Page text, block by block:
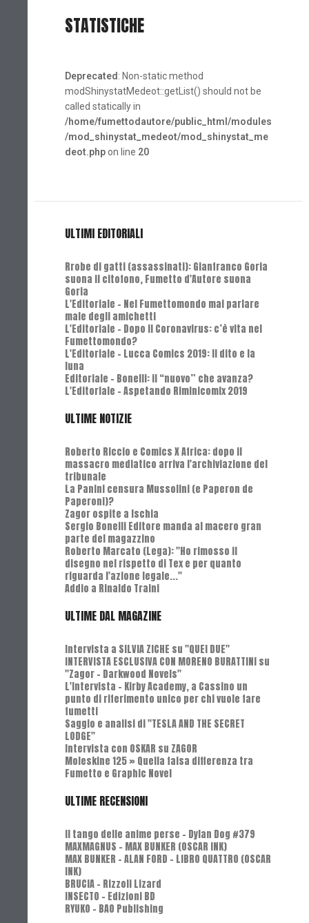
STATISTICHE
Deprecated : Non-static method
modShinystatMedeot::getList() should not be
called statically in
/home/fumettodautore/public_html/modules
/mod_shinystat_medeot/mod_shinystat_me
deot.phpon line 20
ULTIMI EDITORIALI
Rrobe di gatti (assassinati): Gianfranco Goria
suona il citofono, Fumetto d'Autore suona
Goria
L'Editoriale - Nel Fumettomondo mai parlare
male degli amichetti
L'Editoriale - Dopo il Coronavirus: c’è vita nel
Fumettomondo?
L'Editoriale - Lucca Comics 2019: Il dito e la
luna
Editoriale - Bonelli: il “nuovo” che avanza?
L'Editoriale - Aspetando Riminicomix 2019
ULTIME NOTIZIE
Roberto Riccio e Comics X Africa: dopo il
massacro mediatico arriva l'archiviazione del
tribunale
La Panini censura Mussolini (e Paperon de
Paperoni)?
Zagor ospite a Ischia
Sergio Bonelli Editore manda al macero gran
parte del magazzino
Roberto Marcato (Lega): "Ho rimosso il
disegno nel rispetto di Tex e per quanto
riguarda l'azione legale..."
Addio a Rinaldo Traini
ULTIME DAL MAGAZINE
Intervista a SILVIA ZICHE su "QUEI DUE"
INTERVISTA ESCLUSIVA CON MORENO BURATTINI su
"Zagor - Darkwood Novels"
L'Intervista - Kirby Academy, a Cassino un
punto di riferimento unico per chi vuole fare
fumetti
Saggio e analisi di "TESLA AND THE SECRET
LODGE"
Intervista con OSKAR su ZAGOR
Moleskine 125 » Quella falsa differenza tra
Fumetto e Graphic Novel
ULTIME RECENSIONI
Il tango delle anime perse - Dylan Dog #379
MAXMAGNUS – MAX BUNKER (OSCAR INK)
MAX BUNKER – ALAN FORD – LIBRO QUATTRO (OSCAR
INK)
BRUCIA - Rizzoli Lizard
INSECTO - Edizioni BD
RYUKO - BAO Publishing